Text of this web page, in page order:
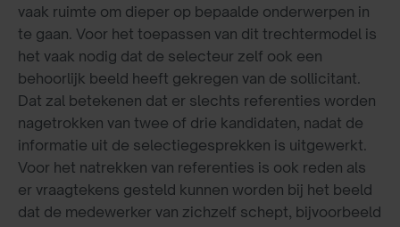
vaak ruimte om dieper op bepaalde onderwerpen in
te gaan. Voor het toepassen van dit trechtermodel is
het vaak nodig dat de selecteur zelf ook een
behoorlijk beeld heeft gekregen van de sollicitant.
Dat zal betekenen dat er slechts referenties worden
nagetrokken van twee of drie kandidaten, nadat de
informatie uit de selectiegesprekken is uitgewerkt.
Voor het natrekken van referenties is ook reden als
er vraagtekens gesteld kunnen worden bij het beeld
dat de medewerker van zichzelf schept, bijvoorbeeld